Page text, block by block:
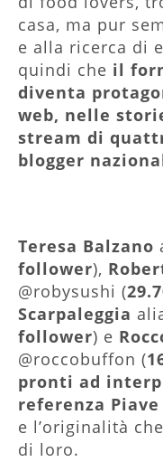
casa, ma pur
e alla ricerca di
quindi che il
diventa
web, nelle
stream di
blogger
Teresa Balzano
follower),
@robysushi (
Scarpaleggia
follower) e
@roccobuffon (
pronti ad
referenza Piave
e l’originalità
di loro.